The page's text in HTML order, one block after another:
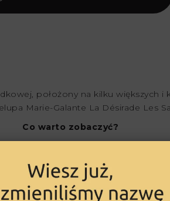
położony na kilku większych i
Marie-Galante La Désirade Les
Co warto zobaczyć?
Pointe des Chateaux
Plaża Świętej Anny
Ilet Caret